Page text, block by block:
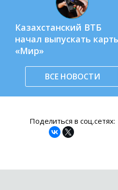
Казахстанский ВТБ
начал выпускать
«Мир»
ВСЕ НОВОСТИ
Поделиться в соц.сетях: